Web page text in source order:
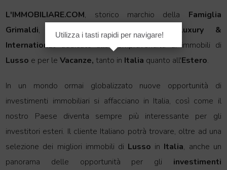
L'IMMOBILIARE.COM, storico marchio della Famiglia
Grimaldi, presenta l'esclusivo circuito
Luxury &
Internationaldedicato alla compravendita di immobili di
Lusso e per leVacanze,tanto in Italia quanto all'Estero.
In un mondo ormai globalizzato nuove opportunità di
investimenti immobiliari si affacciano in Italia, così come il
nostro Paese diventa sempre più interessante per gli
investitori esteri. Il cliente Italiano potrà trovare, oltre ad una
selezione dei migliori immobili di Lusso in Italia, anche un
panorama delle opportunità per gli investimenti
Utilizza i tasti rapidi per navigare!